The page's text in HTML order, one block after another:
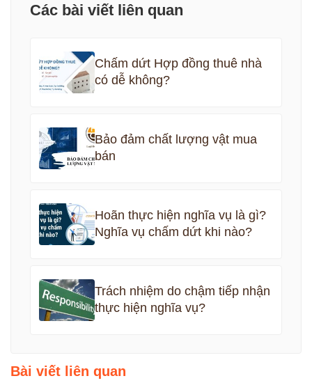
Các bài viết liên quan
Chấm dứt Hợp đồng thuê nhà
có dễ không?
Bảo đảm chất lượng vật mua
bán
Hoãn thực hiện nghĩa vụ là gì?
Nghĩa vụ chấm dứt khi nào?
Trách nhiệm do chậm tiếp nhận
thực hiện nghĩa vụ?
Bài viết liên quan